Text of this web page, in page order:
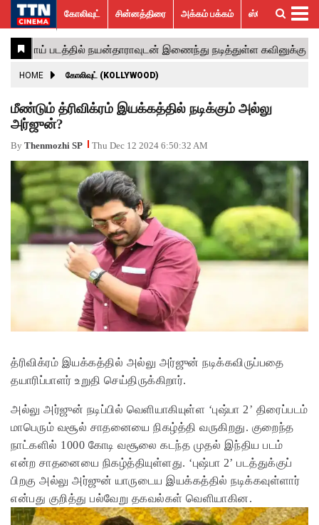
கோலிவுட்
சின்னத்திரை
பாலிவுட்
ஹாலிவுட்
அக்கம்
பக்கம்
ஸ்பெஷல்
ஸ்டோரீஸ்
விமர்சனம்
GALLERY
ACTRESS
ACTORS
MOVIESTILLS
EVENTS
VIDEOS
What’s
Hot
Trending
News
கோலிவுட் சின்னத்திரை அக்கம் பக்கம் ஸ்பெஷல் ஸ்டோரீஸ்
HOME கோலிவுட் (KOLLYWOOD)
மீண்டும் த்ரிவிக்ரம் இயக்கத்தில் நடிக்கும் அல்லு
அர்ஜுன்?
By Thenmozhi SP Thu Dec 12 2024 6:50:32 AM
த்ரிவிக்ரம் இயக்கத்தில் அல்லு அர்ஜுன் நடிக்கவிருப்பதை
தயாரிப்பாளர் உறுதி செய்திருக்கிறார்.
அல்லு அர்ஜுன் நடிப்பில் வெளியாகியுள்ள ‘புஷ்பா 2’ திரைப்படம்
மாபெரும் வசூல் சாதனையை நிகழ்த்தி வருகிறது. குறைந்த
நாட்களில் 1000 கோடி வசூலை கடந்த முதல் இந்திய படம்
என்ற சாதனையை நிகழ்த்தியுள்ளது. ‘புஷ்பா 2’ படத்துக்குப்
பிறகு அல்லு அர்ஜுன் யாருடைய இயக்கத்தில் நடிக்கவுள்ளார்
என்பது குறித்து பல்வேறு தகவல்கள் வெளியாகின.